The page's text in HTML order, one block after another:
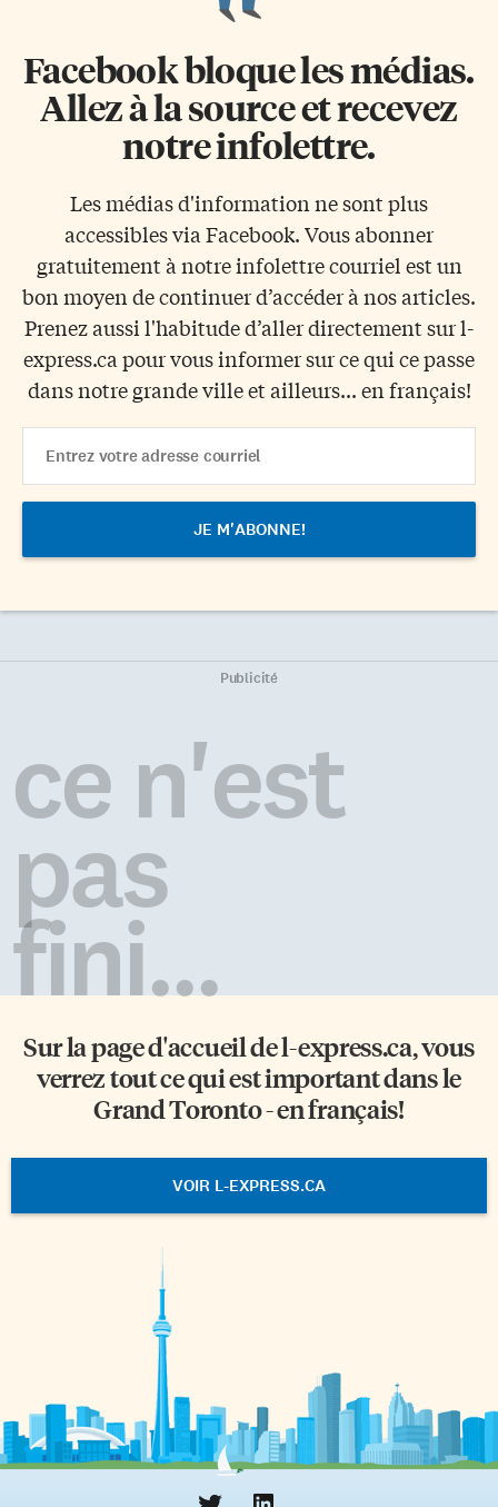
Facebook bloque les médias.
Allez à la source et recevez
notre infolettre.
Les médias d'information ne sont plus
accessibles via Facebook. Vous abonner
gratuitement à notre infolettre courriel est un
bon moyen de continuer d’accéder à nos articles.
Prenez aussi l'habitude d’aller directement sur l-
express.ca pour vous informer sur ce qui ce passe
dans notre grande ville et ailleurs... en français!
Address
Publicité
ce n'est
pas
fini...
Sur la page d'accueil del-express.ca, vous
verrez tout ce qui est important dans le
Grand Toronto - en français!
VOIR L-EXPRESS.CA